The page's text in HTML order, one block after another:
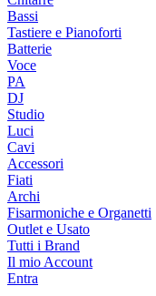
Bassi
Tastiere e Pianoforti
Batterie
Voce
PA
DJ
Studio
Luci
Cavi
Accessori
Fiati
Archi
Fisarmoniche e Organetti
Outlet e Usato
Tutti i Brand
Il mio Account
Entra